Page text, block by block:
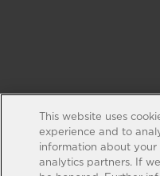
This website uses
experience and to
information about your
analytics partners. If